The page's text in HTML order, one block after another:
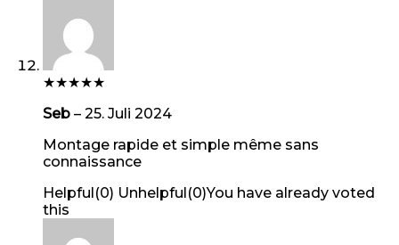
★★★★★
Seb – 25. Juli 2024
Montage rapide et simple même sans
connaissance
Helpful(0) Unhelpful(0)You have already voted
this